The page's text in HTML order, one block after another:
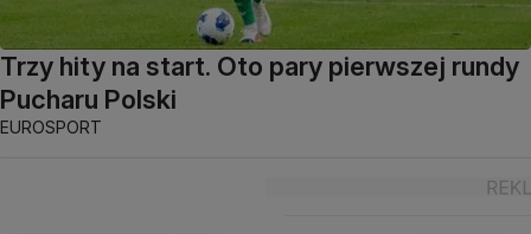
Trzy hity na start. Oto pary pierwszej rundy
Pucharu Polski
EUROSPORT